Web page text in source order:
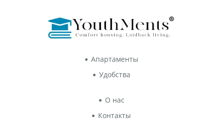
Апартаменты
Удобства
О нас
Контакты